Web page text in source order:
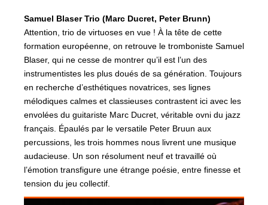
Samuel Blaser Trio (Marc Ducret, Peter Brunn)
Attention, trio de virtuoses en vue ! À la tête de cette
formation européenne, on retrouve le tromboniste Samuel
Blaser, qui ne cesse de montrer qu’il est l’un des
instrumentistes les plus doués de sa génération. Toujours
en recherche d’esthétiques novatrices, ses lignes
mélodiques calmes et classieuses contrastent ici avec les
envolées du guitariste Marc Ducret, véritable ovni du jazz
français. Épaulés par le versatile Peter Bruun aux
percussions, les trois hommes nous livrent une musique
audacieuse. Un son résolument neuf et travaillé où
l’émotion transfigure une étrange poésie, entre finesse et
tension du jeu collectif.